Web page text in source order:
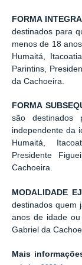
FORMA
destinados para
menos de 18
Humaitá,
Parintins,
da Cachoeira.
FORMA
são destinados
independente da
Humaitá,
Presidente
Cachoeira.
MODALIDADE
destinados quem
anos de idade
Gabriel da
Mais